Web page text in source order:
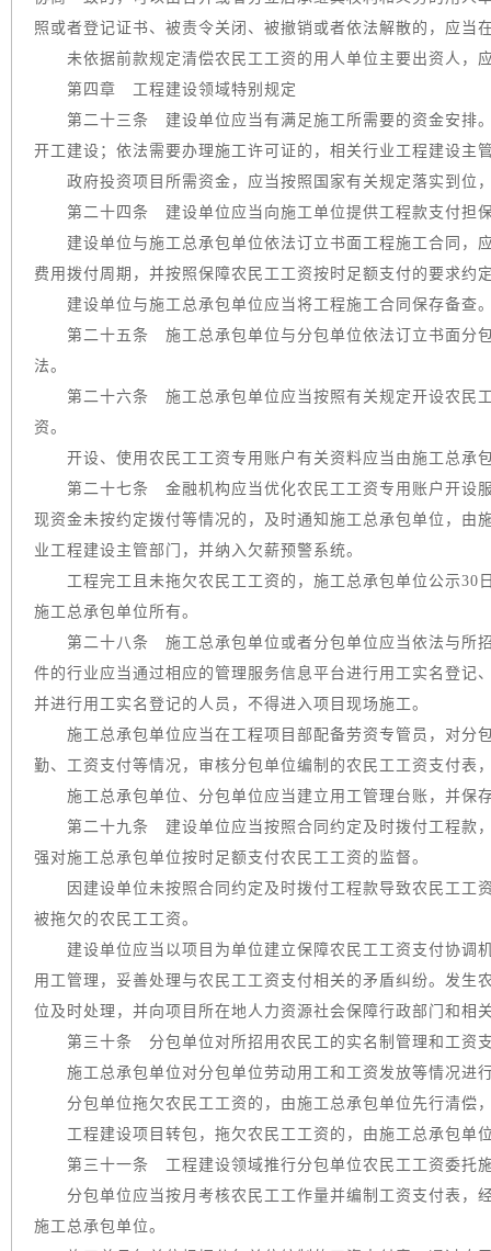
照或者登记证书、被责令关闭、被撤销或者依法解散的，应当
未依据前款规定清偿农民工工资的用人单位主要出资人，
第四章 工程建设领域特别规定
第二十三条 建设单位应当有满足施工所需要的资金安排。
开工建设；依法需要办理施工许可证的，相关行业工程建设主
政府投资项目所需资金，应当按照国家有关规定落实到位
第二十四条 建设单位应当向施工单位提供工程款支付担
建设单位与施工总承包单位依法订立书面工程施工合同，
费用拨付周期，并按照保障农民工工资按时足额支付的要求约
建设单位与施工总承包单位应当将工程施工合同保存备查
第二十五条 施工总承包单位与分包单位依法订立书面分包
法。
第二十六条 施工总承包单位应当按照有关规定开设农民工
资。
开设、使用农民工工资专用账户有关资料应当由施工总承
第二十七条 金融机构应当优化农民工工资专用账户开设服
现资金未按约定拨付等情况的，及时通知施工总承包单位，由
业工程建设主管部门，并纳入欠薪预警系统。
工程完工且未拖欠农民工工资的，施工总承包单位公示30
施工总承包单位所有。
第二十八条 施工总承包单位或者分包单位应当依法与所招
件的行业应当通过相应的管理服务信息平台进行用工实名登记
并进行用工实名登记的人员，不得进入项目现场施工。
施工总承包单位应当在工程项目部配备劳资专管员，对分
勤、工资支付等情况，审核分包单位编制的农民工工资支付表
施工总承包单位、分包单位应当建立用工管理台账，并保
第二十九条 建设单位应当按照合同约定及时拨付工程款，
强对施工总承包单位按时足额支付农民工工资的监督。
因建设单位未按照合同约定及时拨付工程款导致农民工工
被拖欠的农民工工资。
建设单位应当以项目为单位建立保障农民工工资支付协调
用工管理，妥善处理与农民工工资支付相关的矛盾纠纷。发生
位及时处理，并向项目所在地人力资源社会保障行政部门和相
第三十条 分包单位对所招用农民工的实名制管理和工资
施工总承包单位对分包单位劳动用工和工资发放等情况进
分包单位拖欠农民工工资的，由施工总承包单位先行清偿
工程建设项目转包，拖欠农民工工资的，由施工总承包单
第三十一条 工程建设领域推行分包单位农民工工资委托施
分包单位应当按月考核农民工工作量并编制工资支付表，
施工总承包单位。